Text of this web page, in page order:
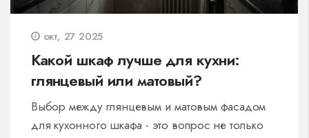
окт, 27 2025
Какой шкаф лучше для кухни:
глянцевый или матовый?
Выбор между глянцевым и матовым фасадом
для кухонного шкафа - это вопрос не только